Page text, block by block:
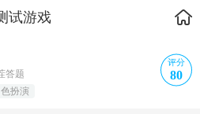
试游戏
答题
扮演
评分
80